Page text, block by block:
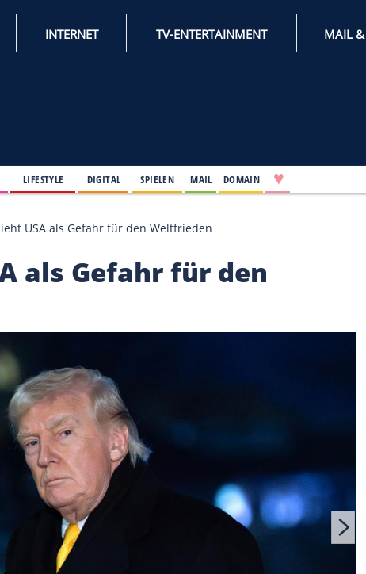
INTERNET TV-
sieht USA als Gefahr für den Weltfrieden
als Gefahr für